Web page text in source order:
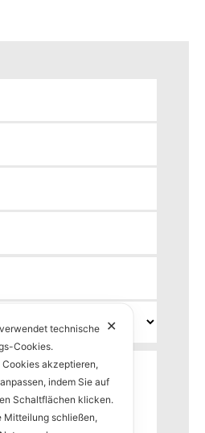
✕
technische
Cookies.
akzeptieren,
indem Sie auf
Schaltflächen klicken.
Mitteilung schließen,